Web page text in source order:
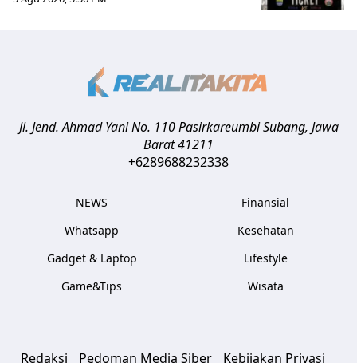
Jl. Jend. Ahmad Yani No. 110 Pasirkareumbi Subang, Jawa
Barat41211
+6289688232338
NEWS
Whatsapp
Gadget & Laptop
Game&Tips
Finansial
Kesehatan
Lifestyle
Wisata
Redaksi Pedoman Media Siber Kebijakan Privasi